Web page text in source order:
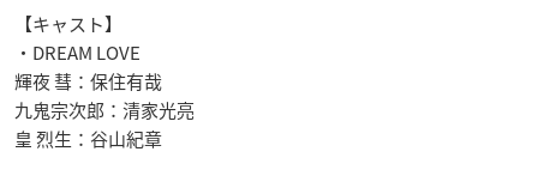
【キャスト】
・DREAM LOVE
輝夜 彗：保住有哉
九鬼宗次郎：清家光亮
皇 烈生：谷山紀章